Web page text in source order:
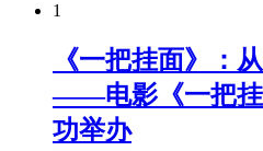
1
《一把挂面》：
——电影《一把挂
功举办